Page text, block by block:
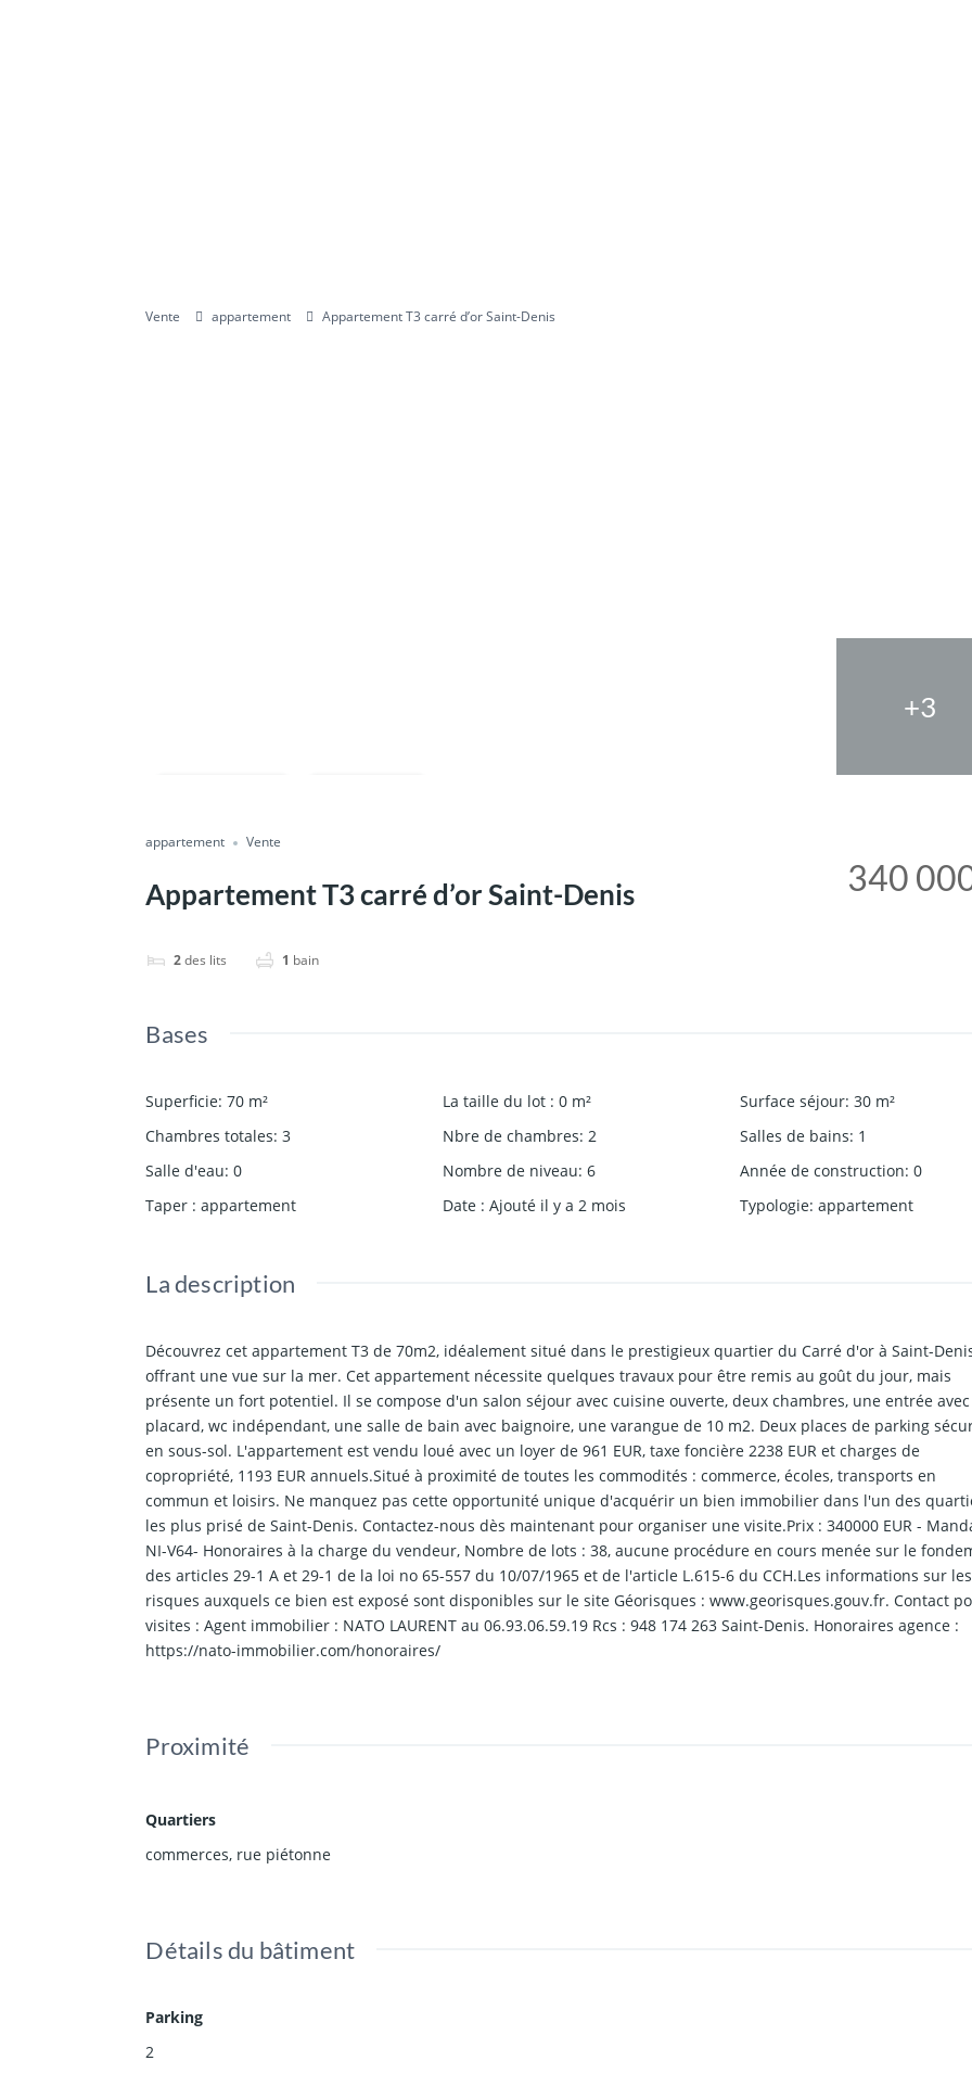
Vente appartement Appartement T3 carré d’or Saint-Denis
+3
appartement Vente
Appartement T3 carré d’or Saint-Denis
2 des lits 1 bain
340
Bases
Superficie: 70 m² La taille du lot : 0 m² Surface séjour: 30 m²
Chambres totales: 3 Nbre de chambres: 2 Salles de bains: 1
Salle d'eau: 0 Nombre de niveau: 6 Année de construction: 0
Taper : appartement Date : Ajouté il y a 2 mois Typologie: appartement
La description
Découvrez cet appartement T3 de 70m2, idéalement situé dans le prestigieux quartier du Carré d'or à Saint-
offrant une vue sur la mer. Cet appartement nécessite quelques travaux pour être remis au goût du jour, mais
présente un fort potentiel. Il se compose d'un salon séjour avec cuisine ouverte, deux chambres, une entrée avec
placard, wc indépendant, une salle de bain avec baignoire, une varangue de 10 m2. Deux places de parking
en sous-sol. L'appartement est vendu loué avec un loyer de 961 EUR, taxe foncière 2238 EUR et charges de
copropriété, 1193 EUR annuels.Situé à proximité de toutes les commodités : commerce, écoles, transports en
commun et loisirs. Ne manquez pas cette opportunité unique d'acquérir un bien immobilier dans l'un des
les plus prisé de Saint-Denis. Contactez-nous dès maintenant pour organiser une visite.Prix : 340000 EUR -
NI-V64- Honoraires à la charge du vendeur, Nombre de lots : 38, aucune procédure en cours menée sur le
des articles 29-1 A et 29-1 de la loi no 65-557 du 10/07/1965 et de l'article L.615-6 du CCH.Les informations sur les
risques auxquels ce bien est exposé sont disponibles sur le site Géorisques : www.georisques.gouv.fr. Contact
visites : Agent immobilier : NATO LAURENT au 06.93.06.59.19 Rcs : 948 174 263 Saint-Denis. Honoraires agence :
https://nato-immobilier.com/honoraires/
Proximité
Quartiers
commerces, rue piétonne
Détails du bâtiment
Parking
2